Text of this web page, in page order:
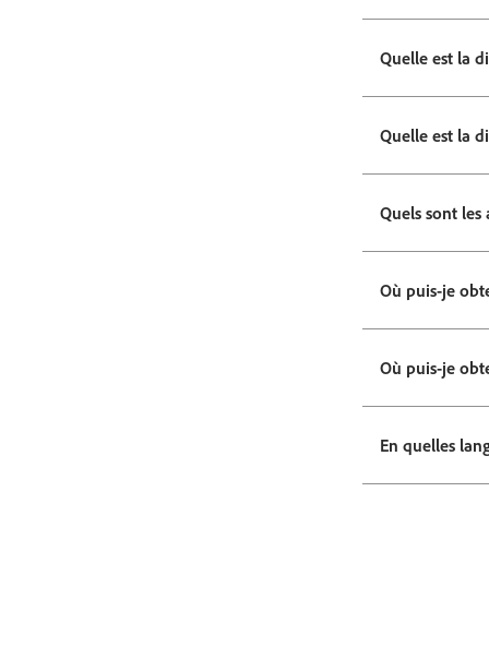
Quelle est la
Quelle est la
Quels sont
Où puis-je
Où puis-je
En quelles